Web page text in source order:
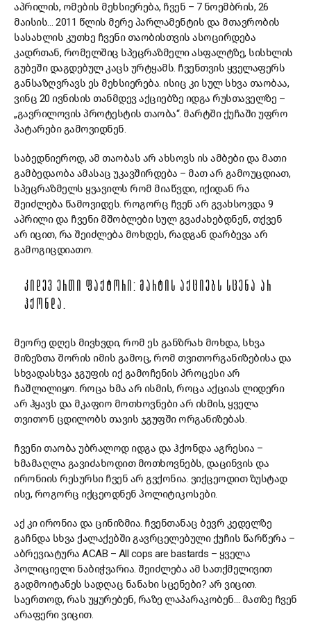
აპრილის, ომების მეხსიერება, ჩვენ – 7 ნოემბრის, 26
მაისის… 2011 წლის მერე პარლამენტის და მთავრობის
სასახლის კუთხე ჩვენი თაობისთვის ასოცირდება
კადრთან, რომელშიც სპეცრაზმელი ასფალტზე, სისხლის
გუბეში დაგდებულ კაცს ურტყამს. ჩვენთვის ყველაფერს
განსაზღვრავს ეს მეხსიერება. ისიც კი სულ სხვა თაობაა,
ვინც 20 ივნისის თანმდევ აქციებზე იდგა რუსთაველზე –
„გავრილოვის პროტესტის თაობა“. მარტში ქუჩაში უფრო
პატარები გამოვიდნენ.
საბედნიეროდ, ამ თაობას არ ახსოვს ის ამბები და მათი
გამბედაობა ამასაც უკავშირდება – მათ არ გამოუცდიათ,
სპეცრაზმელს ყვავილს რომ მიაწვდი, იქიდან რა
შეიძლება წამოვიდეს. როგორც ჩვენ არ გვახსოვდა 9
აპრილი და ჩვენი მშობლები სულ გვაძახებდნენ, თქვენ
არ იცით, რა შეიძლება მოხდეს, რადგან დარბევა არ
გამოგიცდიათო.
ᲙᲘᲓᲔᲕ ᲔᲠᲗᲘ ᲤᲐᲥᲢᲝᲠᲘ: ᲛᲐᲠᲢᲘᲡ ᲐᲥᲪᲘᲔᲑᲡ ᲡᲪᲔᲜᲐ ᲐᲠ
ᲰᲥᲝᲜᲓᲐ.
მეორე დღეს მივხვდი, რომ ეს განზრახ მოხდა, სხვა
მიზეზთა შორის იმის გამოც, რომ თვითორგანიზებისა და
სხვადასხვა ჯგუფის იქ გამოჩენის პროცესი არ
ჩაშლილიყო. როცა ხმა არ ისმის, როცა აქციას ლიდერი
არ ჰყავს და მკაფიო მოთხოვნები არ ისმის, ყველა
თვითონ ცდილობს თავის ჯგუფში ორგანიზებას.
ჩვენი თაობა უბრალოდ იდგა და ჰქონდა აგრესია –
ხმამაღლა გავიძახოდით მოთხოვნებს, დაცინვის და
ირონიის რესურსი ჩვენ არ გვქონია. ვიქცეოდით ზუსტად
ისე, როგორც იქცეოდნენ პოლიტიკოსები.
აქ კი ირონია და ცინიზმია. ჩვენთანაც ბევრ კედელზე
გაჩნდა სხვა ქალაქებში გავრცელებული ქუჩის წარწერა –
აბრევიატურა ACAB – All cops are bastards – ყველა
პოლიციელი ნაბიჭვარია. შეიძლება ამ სათქმელივით
გადმოიტანეს სადღაც ნანახი სცენები? არ ვიცით.
საერთოდ, რას უყურებენ, რაზე ლაპარაკობენ… მათზე ჩვენ
არაფერი ვიცით.